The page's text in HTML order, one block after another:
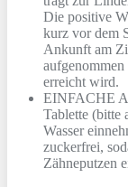
Die positive
kurz vor dem
Ankunft am
erreicht wird.
EINFACHE
Tablette (bitte
Wasser
zuckerfrei,
Zähneputzen